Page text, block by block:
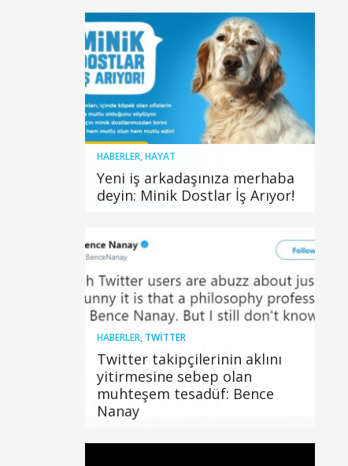
HABERLER,HAYAT
Yeni iş arkadaşınıza merhaba
deyin: Minik Dostlar İş Arıyor!
HABERLER, TWITTER
Twitter takipçilerinin aklını
yitirmesine sebep olan
muhteşem tesadüf: Bence
Nanay